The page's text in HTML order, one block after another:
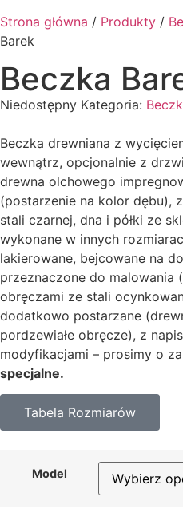
Strona główna / Produkty /
Barek
Beczka
Niedostępny Kategoria:
Beczka drewniana z
wewnątrz, opcjonalnie z
drewna olchowego
(postarzenie na kolor dębu),
stali czarnej, dna i półki ze
wykonane w innych
lakierowane, bejcowane na
przeznaczone do malowania
obręczami ze stali
dodatkowo postarzane
pordzewiałe obręcze), z
modyfikacjami – prosimy o
specjalne.
Tabela Rozmiarów
Model